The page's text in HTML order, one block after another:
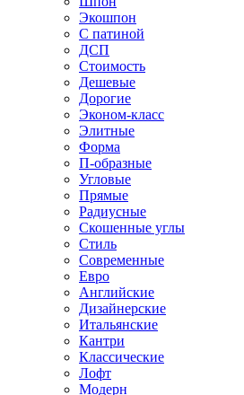
Экошпон
С патиной
ДСП
Стоимость
Дешевые
Дорогие
Эконом-класс
Элитные
Форма
П-образные
Угловые
Прямые
Радиусные
Скошенные углы
Стиль
Современные
Евро
Английские
Дизайнерские
Итальянские
Кантри
Классические
Лофт
Модерн